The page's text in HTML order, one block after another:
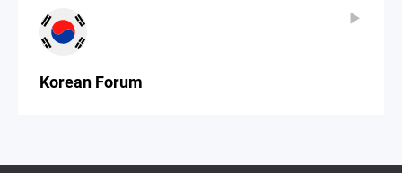
Korean Forum
▶